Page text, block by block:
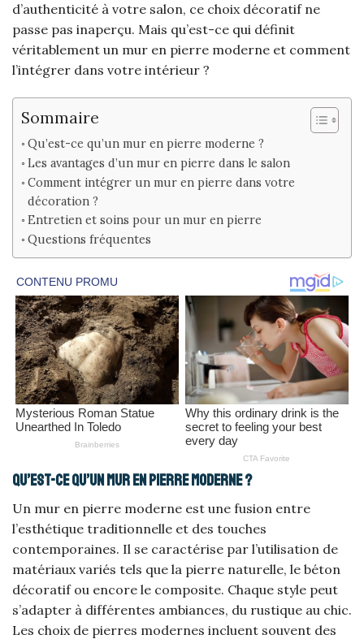
d’authenticité à votre salon, ce choix décoratif ne
passe pas inaperçu. Mais qu’est-ce qui définit
véritablement un mur en pierre moderne et comment
l’intégrer dans votre intérieur ?
Sommaire
Qu’est-ce qu’un mur en pierre moderne ?
Les avantages d’un mur en pierre dans le salon
Comment intégrer un mur en pierre dans votre
décoration ?
Entretien et soins pour un mur en pierre
Questions fréquentes
Qu’est-ce qu’un mur en pierre moderne ?
Un mur en pierre moderne est une fusion entre
l’esthétique traditionnelle et des touches
contemporaines. Il se caractérise par l’utilisation de
matériaux variés tels que la pierre naturelle, le béton
décoratif ou encore le composite. Chaque style peut
s’adapter à différentes ambiances, du rustique au chic.
Les choix de pierres modernes incluent souvent des